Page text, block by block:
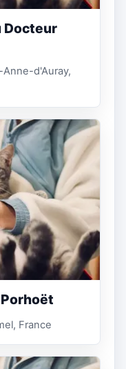
Docteur
Anne-d'Auray,
France